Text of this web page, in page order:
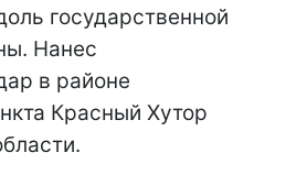
государственной
Нанес
в районе
Красный Хутор